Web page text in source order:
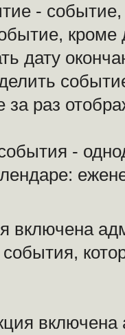
-
дату
за раз
-
включена